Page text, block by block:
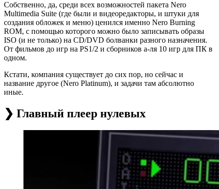
Собственно, да, среди всех возможностей пакета Nero
Multimedia Suite (где были и видеоредакторы, и штуки для
создания обложек и меню) ценился именно Nero Burning
ROM, с помощью которого можно было записывать образы
ISO (и не только) на CD/DVD болванки разного назначения.
От фильмов до игр на PS1/2 и сборников а-ля 10 игр для ПК в
одном.
Кстати, компания существует до сих пор, но сейчас и
название другое (Nero Platinum), и задачи там абсолютно
иные.
❯ Главный плеер нулевых